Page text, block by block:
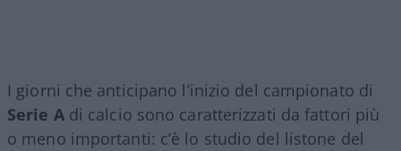
I giorni che anticipano l’inizio del campionato di
Serie Adi calcio sono caratterizzati da fattori più
o meno importanti: c’è lo studio del listone del